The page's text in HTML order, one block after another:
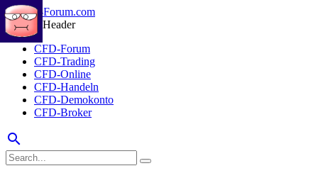
CFD-Forum
CFD-Trading
CFD-Online
CFD-Handeln
CFD-Demokonto
CFD-Broker
search